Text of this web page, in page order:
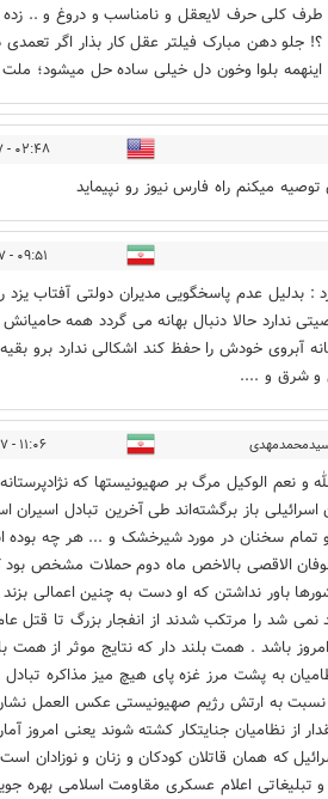
طرف کلی حرف لایعقل و نامناسب و دروغ و .. زده
؟! جلو دهن مبارک فیلتر عقل کار بذار اگر
اینهمه بلوا و‌خون دل خیلی ساده حل میشود؛
۰۲:۴۸ - ۱۴۰۲/۱۲/۲۷
توصیه میکنم راه فارس نیوز رو نپیماید
۰۹:۵۱ - ۱۴۰۲/۱۲/۲۷
: بدلیل عدم پاسخگویی مدیران دولتی آفتاب
ندارد حالا دنبال بهانه می گردد همه
آبروی خودش را حفظ کند اشکالی ندارد
و شرق و ....
۱۱:۰۶ - ۱۴۰۲/۱۲/۲۷
و نعم الوکیل مرگ بر صهیونیستها که
اسرائیلی باز برگشته‌اند طی آخرین تبادل
و تمام سخنان در مورد شیرخشک و ... هر چه
الاقصی بالاخص ماه دوم حملات مشخص بود
که همان قاتلان کودکان و زنان و نوزادان
و تبلیغاتی اعلام عسکری مقاومت اسلامی بهره